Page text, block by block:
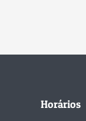
Horários